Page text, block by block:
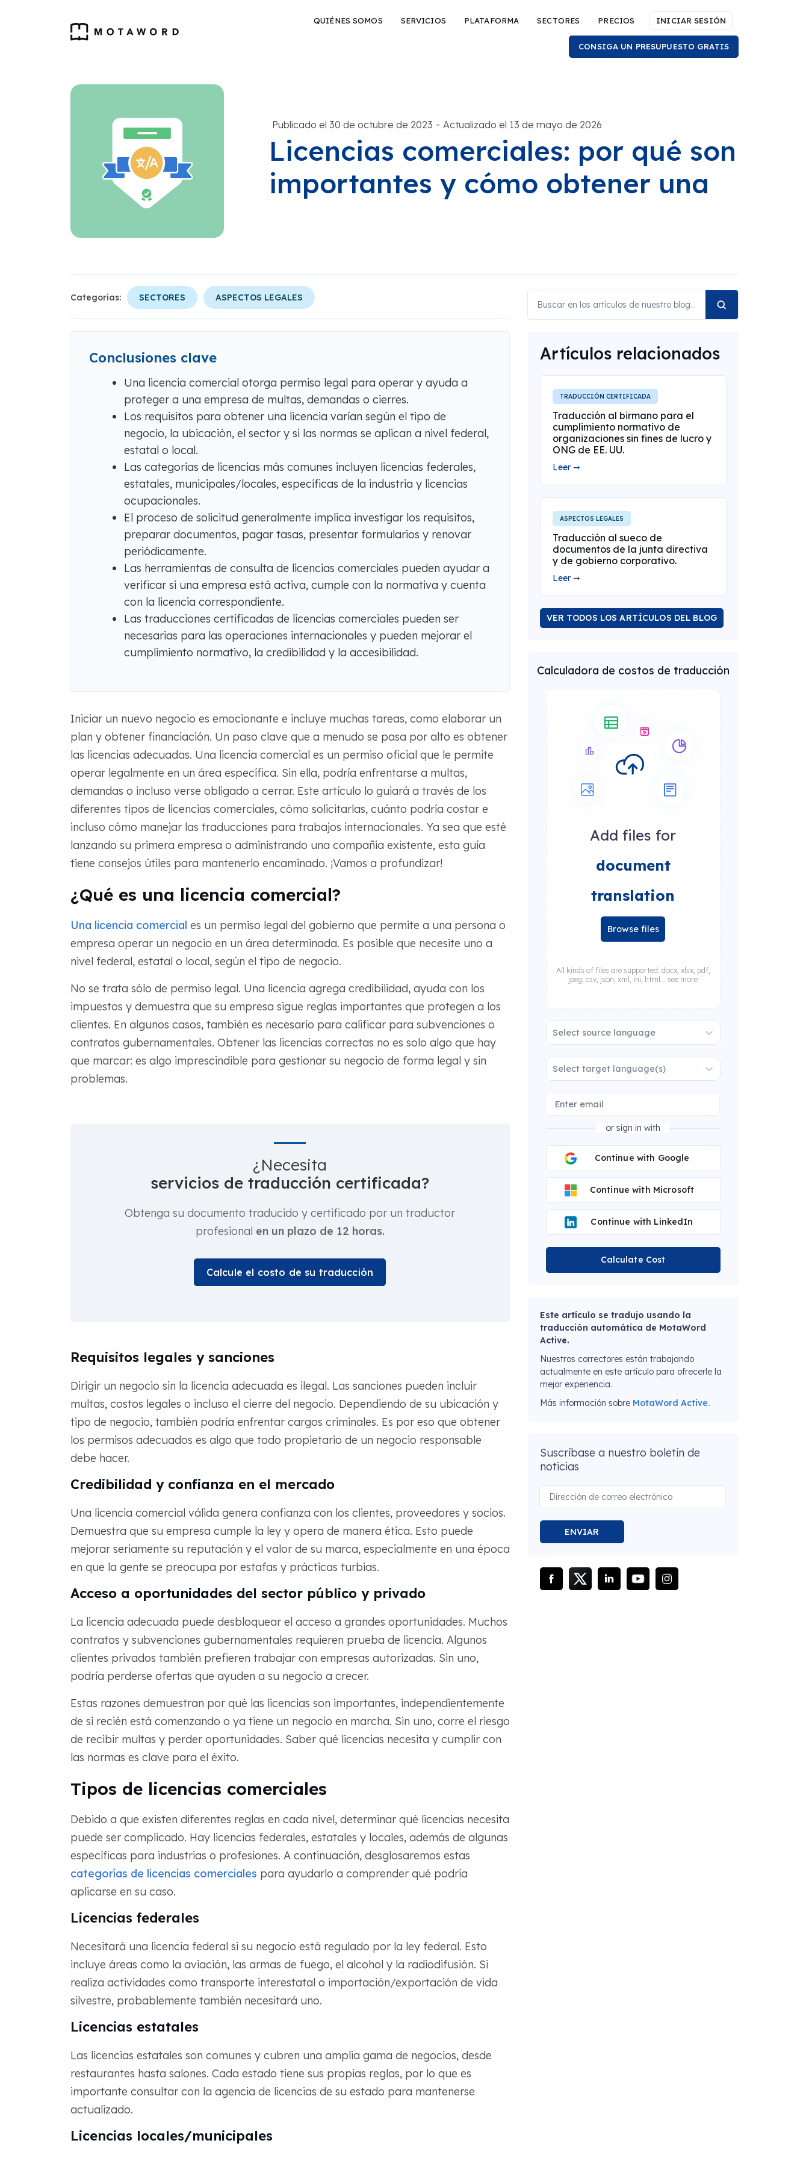
QUIÉNES SOMOS SERVICIOS PLATAFORMA SECTORES PRECIOS INICIAR SESIÓN
CONSIGA UN PRESUPUESTO GRATIS
Publicado el 30 de octubre de 2023 - Actualizado el 13 de mayo de 2026
Licencias comerciales: por qué son
importantes y cómo obtener una
Categorías: SECTORES ASPECTOS LEGALES
Conclusiones clave
Una licencia comercial otorga permiso legal para operar y ayuda a
proteger a una empresa de multas, demandas o cierres.
Los requisitos para obtener una licencia varían según el tipo de
negocio, la ubicación, el sector y si las normas se aplican a nivel federal,
estatal o local.
Las categorías de licencias más comunes incluyen licencias federales,
estatales, municipales/locales, específicas de la industria y licencias
ocupacionales.
El proceso de solicitud generalmente implica investigar los requisitos,
preparar documentos, pagar tasas, presentar formularios y renovar
periódicamente.
Las herramientas de consulta de licencias comerciales pueden ayudar a
verificar si una empresa está activa, cumple con la normativa y cuenta
con la licencia correspondiente.
Las traducciones certificadas de licencias comerciales pueden ser
necesarias para las operaciones internacionales y pueden mejorar el
cumplimiento normativo, la credibilidad y la accesibilidad.
Iniciar un nuevo negocio es emocionante e incluye muchas tareas, como elaborar un
plan y obtener financiación. Un paso clave que a menudo se pasa por alto es obtener
las licencias adecuadas. Una licencia comercial es un permiso oficial que le permite
operar legalmente en un área específica. Sin ella, podría enfrentarse a multas,
demandas o incluso verse obligado a cerrar. Este artículo lo guiará a través de los
diferentes tipos de licencias comerciales, cómo solicitarlas, cuánto podría costar e
incluso cómo manejar las traducciones para trabajos internacionales. Ya sea que esté
lanzando su primera empresa o administrando una compañía existente, esta guía
tiene consejos útiles para mantenerlo encaminado. ¡Vamos a profundizar!
¿Qué es una licencia comercial?
Una licencia comercial es un permiso legal del gobierno que permite a una persona o
empresa operar un negocio en un área determinada. Es posible que necesite uno a
nivel federal, estatal o local, según el tipo de negocio.
No se trata sólo de permiso legal. Una licencia agrega credibilidad, ayuda con los
impuestos y demuestra que su empresa sigue reglas importantes que protegen a los
clientes. En algunos casos, también es necesario para calificar para subvenciones o
contratos gubernamentales. Obtener las licencias correctas no es solo algo que hay
que marcar: es algo imprescindible para gestionar su negocio de forma legal y sin
problemas.
¿Necesita
servicios de traducción certificada?
Obtenga su documento traducido y certificado por un traductor
profesional en un plazo de 12 horas.
Calcule el costo de su traducción
Requisitos legales y sanciones
Dirigir un negocio sin la licencia adecuada es ilegal. Las sanciones pueden incluir
multas, costos legales o incluso el cierre del negocio. Dependiendo de su ubicación y
tipo de negocio, también podría enfrentar cargos criminales. Es por eso que obtener
los permisos adecuados es algo que todo propietario de un negocio responsable
debe hacer.
Credibilidad y confianza en el mercado
Una licencia comercial válida genera confianza con los clientes, proveedores y socios.
Demuestra que su empresa cumple la ley y opera de manera ética. Esto puede
mejorar seriamente su reputación y el valor de su marca, especialmente en una época
en que la gente se preocupa por estafas y prácticas turbias.
Acceso a oportunidades del sector público y privado
La licencia adecuada puede desbloquear el acceso a grandes oportunidades. Muchos
contratos y subvenciones gubernamentales requieren prueba de licencia. Algunos
clientes privados también prefieren trabajar con empresas autorizadas. Sin uno,
podría perderse ofertas que ayuden a su negocio a crecer.
Estas razones demuestran por qué las licencias son importantes, independientemente
de si recién está comenzando o ya tiene un negocio en marcha. Sin uno, corre el riesgo
de recibir multas y perder oportunidades. Saber qué licencias necesita y cumplir con
las normas es clave para el éxito.
Tipos de licencias comerciales
Debido a que existen diferentes reglas en cada nivel, determinar qué licencias necesita
puede ser complicado. Hay licencias federales, estatales y locales, además de algunas
específicas para industrias o profesiones. A continuación, desglosaremos estas
categorías de licencias comerciales para ayudarlo a comprender qué podría
aplicarse en su caso.
Licencias federales
Necesitará una licencia federal si su negocio está regulado por la ley federal. Esto
incluye áreas como la aviación, las armas de fuego, el alcohol y la radiodifusión. Si
realiza actividades como transporte interestatal o importación/exportación de vida
silvestre, probablemente también necesitará uno.
Licencias estatales
Las licencias estatales son comunes y cubren una amplia gama de negocios, desde
restaurantes hasta salones. Cada estado tiene sus propias reglas, por lo que es
importante consultar con la agencia de licencias de su estado para mantenerse
actualizado.
Licencias locales/municipales
Artículos relacionados
TRADUCCIÓN CERTIFICADA
Traducción al birmano para el
cumplimiento normativo de
organizaciones sin fines de lucro y
ONG de EE. UU.
Leer ➞
ASPECTOS LEGALES
Traducción al sueco de
documentos de la junta directiva
y de gobierno corporativo.
Leer ➞
VER TODOS LOS ARTÍCULOS DEL BLOG
Calculadora de costos de traducción
Add files for
document
translation
Browse files
All kinds of files are supported: docx, xlsx, pdf,
jpeg, csv, json, xml, ini, html... see more
Select source language
Select target language(s)
or sign in with
Continue with Google
Continue with Microsoft
Continue with LinkedIn
Calculate Cost
Este artículo se tradujo usando la
traducción automática de MotaWord
Active.
Nuestros correctores están trabajando
actualmente en este artículo para ofrecerle la
mejor experiencia.
Más información sobre MotaWord Active.
Suscríbase a nuestro boletín de
noticias
ENVIAR